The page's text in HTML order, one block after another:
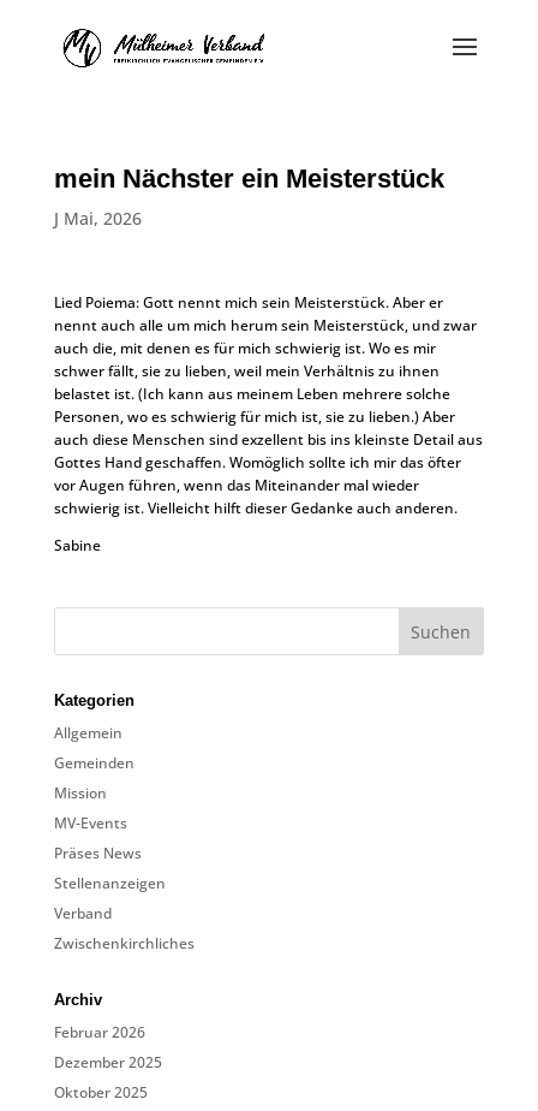
mein Nächster ein Meisterstück
J Mai, 2026
Lied Poiema: Gott nennt mich sein Meisterstück. Aber er
nennt auch alle um mich herum sein Meisterstück, und zwar
auch die, mit denen es für mich schwierig ist. Wo es mir
schwer fällt, sie zu lieben, weil mein Verhältnis zu ihnen
belastet ist. (Ich kann aus meinem Leben mehrere solche
Personen, wo es schwierig für mich ist, sie zu lieben.) Aber
auch diese Menschen sind exzellent bis ins kleinste Detail aus
Gottes Hand geschaffen. Womöglich sollte ich mir das öfter
vor Augen führen, wenn das Miteinander mal wieder
schwierig ist. Vielleicht hilft dieser Gedanke auch anderen.
Sabine
Kategorien
Allgemein
Gemeinden
Mission
MV-Events
Präses News
Stellenanzeigen
Verband
Zwischenkirchliches
Archiv
Februar 2026
Dezember 2025
Oktober 2025